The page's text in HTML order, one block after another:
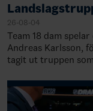
26-08-04
Team 18 dam
Andreas Karlsson,
tagit ut truppen